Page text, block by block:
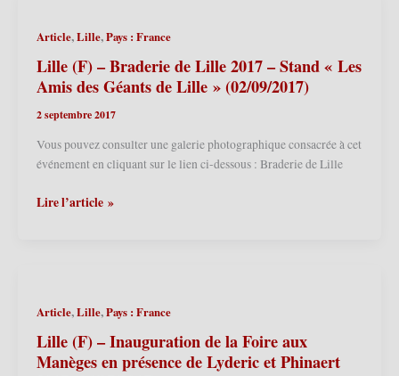
Wazemmes
–
20
AJOnc
–
Baptême
de
2017
(14/10/2017)
Article,Lille,Pays : France
Lille (F) – Braderie de Lille 2017 – Stand « Les
Amis des Géants de Lille » (02/09/2017)
2 septembre 2017
Vous pouvez consulter une galerie photographique consacrée à cet
événement en cliquant sur le lien ci-dessous : Braderie de Lille
Lille
2017
–
Stand
Lire l’article »
Article,Lille,Pays : France
Lille (F) – Inauguration de la Foire aux
Manèges en présence de Lyderic et Phinaert